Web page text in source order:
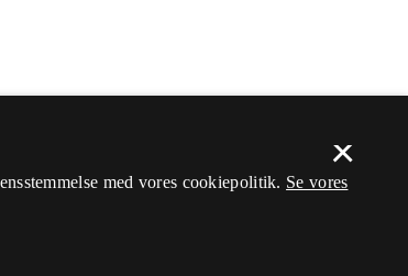
×
med vores cookiepolitik. Se vores